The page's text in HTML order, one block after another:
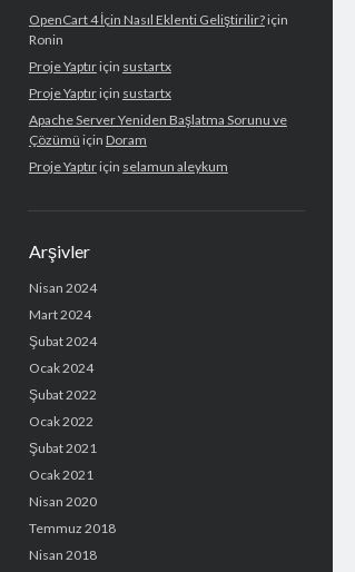
OpenCart 4 İçin Nasıl Eklenti Geliştirilir?için
Ronin
Proje Yaptıriçin sustartx
Proje Yaptıriçin sustartx
Apache Server Yeniden Başlatma Sorunu ve
Çözümü için Doram
Proje Yaptıriçin selamun aleykum
Arşivler
Nisan 2024
Mart 2024
Şubat 2024
Ocak 2024
Şubat 2022
Ocak 2022
Şubat 2021
Ocak 2021
Nisan 2020
Temmuz 2018
Nisan 2018